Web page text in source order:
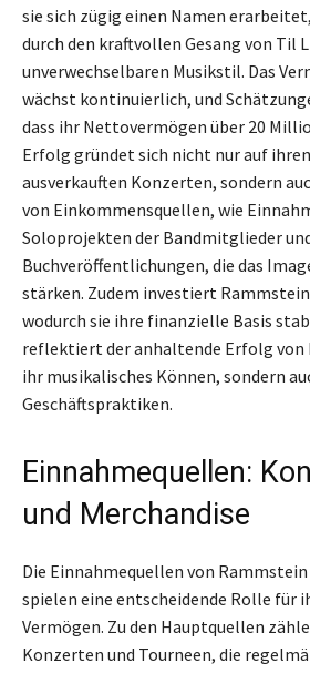
sie sich zügig einen Namen
durch den kraftvollen Gesang von Til
unverwechselbaren Musikstil. Das
wächst kontinuierlich, und
dass ihr Nettovermögen über 20
Erfolg gründet sich nicht nur auf
ausverkauften Konzerten, sondern
von Einkommensquellen, wie
Soloprojekten der Bandmitglieder
Buchveröffentlichungen, die das
stärken. Zudem investiert
wodurch sie ihre finanzielle Basis
reflektiert der anhaltende Erfolg
ihr musikalisches Können, sondern
Geschäftspraktiken.
Einnahmequellen:
und Merchandise
Die Einnahmequellen von
spielen eine entscheidende Rolle für
Vermögen. Zu den Hauptquellen
Konzerten und Tourneen, die